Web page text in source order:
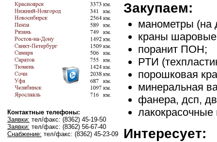
Контактные телефоны:
Заявки: тел/факс: (8362) 45-19-50
Заявки: тел/факс: (8362) 56-67-40
Снабжение: тел/факс: (8362) 45-23-09
Закупаем:
манометры (на
краны шаровые
поранит ПОН;
РТИ
порошковая
минеральная
фанера, дсп,
лакокрасочные
Интересует: